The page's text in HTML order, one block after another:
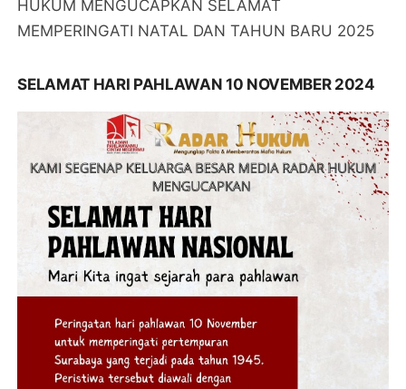
HUKUM MENGUCAPKAN SELAMAT
MEMPERINGATI NATAL DAN TAHUN BARU 2025
SELAMAT HARI PAHLAWAN 10 NOVEMBER 2024